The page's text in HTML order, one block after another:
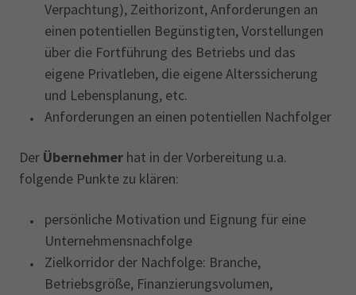
Verpachtung), Zeithorizont, Anforderungen an
einen potentiellen Begünstigten, Vorstellungen
über die Fortführung des Betriebs und das
eigene Privatleben, die eigene Alterssicherung
und Lebensplanung, etc.
Anforderungen an einen potentiellen Nachfolger
Der Übernehmer hat in der Vorbereitung u.a.
folgende Punkte zu klären:
persönliche Motivation und Eignung für eine
Unternehmensnachfolge
Zielkorridor der Nachfolge: Branche,
Betriebsgröße, Finanzierungsvolumen,